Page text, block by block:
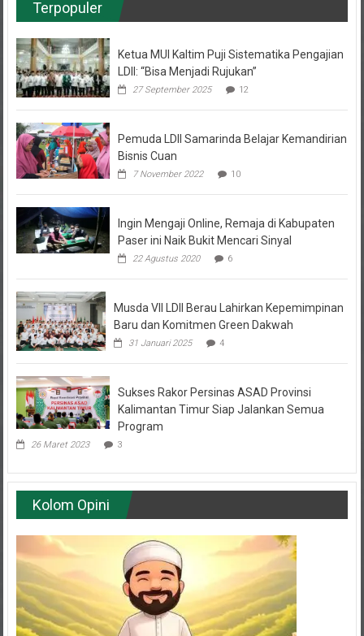
LDII: “Bisa Menjadi Rujukan”
27 September 2025 12
Bisnis Cuan
7 November 2022
Paser ini Naik Bukit Mencari Sinyal
22 Agustus 2020 6
Baru dan Komitmen Green Dakwah
31 Januari 2025 4
Kalimantan Timur Siap Jalankan Semua
Program
26 Maret 2023 3
Kolom Opini